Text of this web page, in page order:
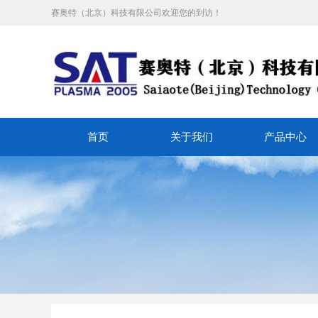
赛奥特（北京）科技有限公司欢迎您的到访！
首页 关于我们 产品中心